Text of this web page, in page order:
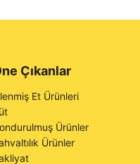
Çıkanlar
Et Ürünleri
Ürünler
Ürünler